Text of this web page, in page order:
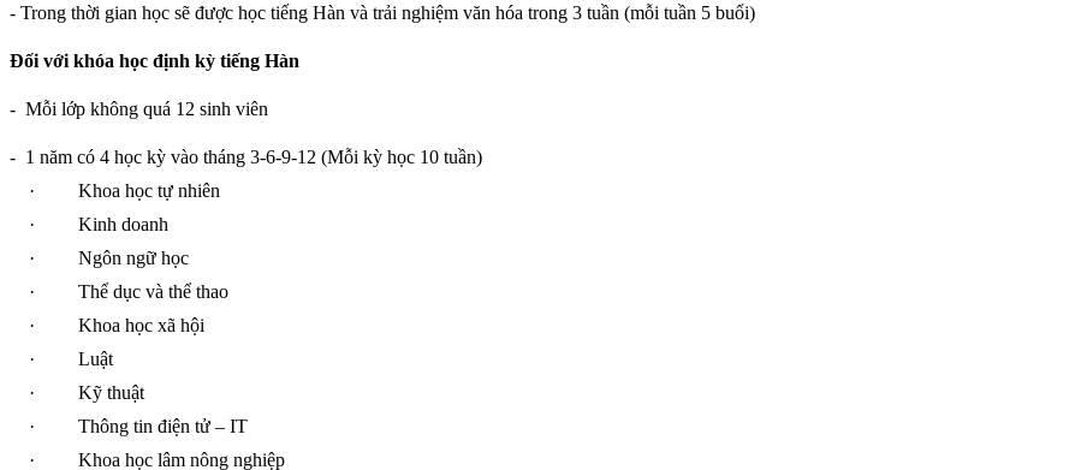
- Trong thời gian học sẽ được học tiếng Hàn và trải nghiệm văn hóa trong 3 tuần (mỗi tuần 5 buổi)
Đối với khóa học định kỳ tiếng Hàn
- Mỗi lớp không quá 12 sinh viên
- 1 năm có 4 học kỳ vào tháng 3-6-9-12 (Mỗi kỳ học 10 tuần)
·
Khoa học tự nhiên
·
Kinh doanh
·
Ngôn ngữ học
·
Thể dục và thể thao
·
Khoa học xã hội
·
Luật
·
Kỹ thuật
·
Thông tin điện tử – IT
·
Khoa học lâm nông nghiệp